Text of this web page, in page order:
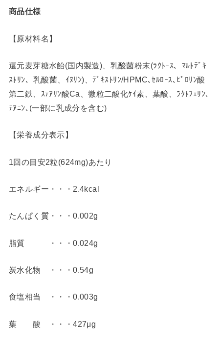
商品仕様
【原材料名】
還元麦芽糖水飴(国内製造)、乳酸菌粉末(ﾗｸﾄｰｽ、ﾏﾙﾄﾃﾞｷ
ｽﾄﾘﾝ、乳酸菌、ｲﾇﾘﾝ)、ﾃﾞｷｽﾄﾘﾝ/HPMC､ｾﾙﾛｰｽ､ﾋﾟﾛﾘﾝ酸
第二鉄、ｽﾃｱﾘﾝ酸Ca、微粒二酸化ｹｲ素、葉酸、ﾗｸﾄﾌｪﾘﾝ､
ﾃｱﾆﾝ､(一部に乳成分を含む)
【栄養成分表示】
1回の目安2粒(624mg)あたり
エネルギー・・・2.4kcal
たんぱく質・・・0.002g
脂質 ・・・0.024g
炭水化物 ・・・0.54g
食塩相当 ・・・0.003g
葉 酸 ・・・427μg